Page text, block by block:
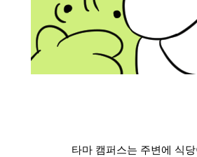
타마 캠퍼스는 주변에 식